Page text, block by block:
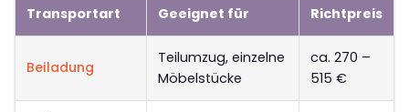
Transportart Geeignet für Richtpreis
Beiladung
Teilumzug, einzelne
Möbelstücke
ca. 270 –
515 €